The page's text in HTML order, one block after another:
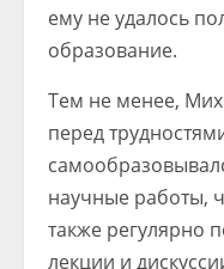
ему не удалось
образование.
Тем не менее,
перед
научные работы,
также регулярно
лекции и